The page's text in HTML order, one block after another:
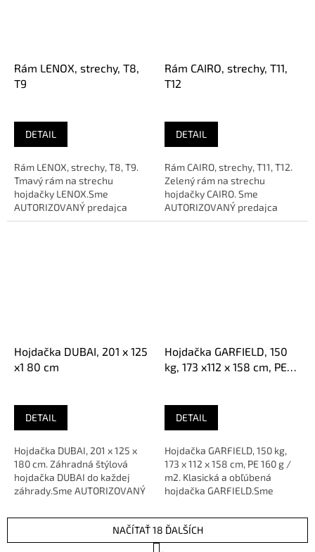
Rám LENOX, strechy, T8,
T9
DETAIL
Rám LENOX, strechy, T8, T9.
Tmavý rám na strechu
hojdačky LENOX.Sme
AUTORIZOVANÝ predajca
značky
Rám CAIRO, strechy, T11,
T12
DETAIL
Rám CAIRO, strechy, T11, T12.
Zelený rám na strechu
hojdačky CAIRO. Sme
AUTORIZOVANÝ predajca
značky
Hojdačka DUBAI, 201 x 125
x1 80 cm
DETAIL
Hojdačka DUBAI, 201 x 125 x
180 cm. Záhradná štýlová
hojdačka DUBAI do každej
záhrady.Sme AUTORIZOVANÝ
Hojdačka GARFIELD, 150
kg, 173 x112 x 158 cm, PE
DETAIL
Hojdačka GARFIELD, 150 kg,
173 x 112 x 158 cm, PE 160 g /
m2. Klasická a obľúbená
hojdačka GARFIELD.Sme
značky
NAČÍTAŤ 18 ĎALŠÍCH
S